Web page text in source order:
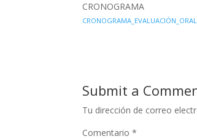
CRONOGRAMA
Submit a
Tu dirección de correo
Comentario*